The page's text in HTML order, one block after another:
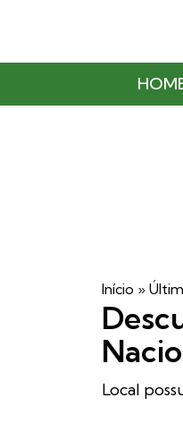
Início »
Local